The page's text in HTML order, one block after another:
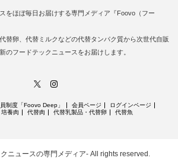
をほぼ毎日お届けする専門メディア『Foovo（フー
替卵、代替ミルクなどの代替タンパク質から次世代自販
のフードテックニュースをお届けします。
制度「Foovo Deep」 会員ページ
ログインページ
培養肉 代替肉 代替乳製品・代替卵 代替魚
ニュースの専門メディア-All rights reserved.